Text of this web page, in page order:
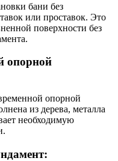
бани без
или проставок. Это
поверхности без
опорной
опорной
из дерева, металла
необходимую